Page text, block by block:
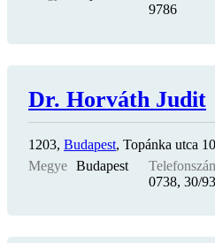
9786
Dr. Horváth Judit
1203, Budapest, Topánka utca 10
Megye Budapest
0738, 30/